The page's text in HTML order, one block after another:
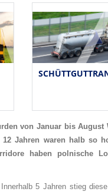
von Januar bis
Jahren waren halb so
haben polnische
5 Jahren stieg